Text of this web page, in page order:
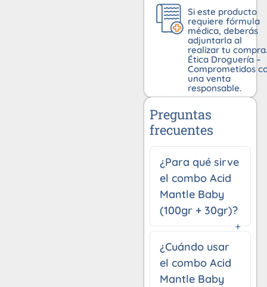
Si este producto
requiere fórmula
médica, deberás
adjuntarla al
realizar tu compra.
Ética Droguería –
Comprometidos
una venta
responsable.
Preguntas
frecuentes
¿Para qué sirve
el combo Acid
Mantle Baby
(100gr + 30gr)?
¿Cuándo usar
el combo Acid
Mantle Baby